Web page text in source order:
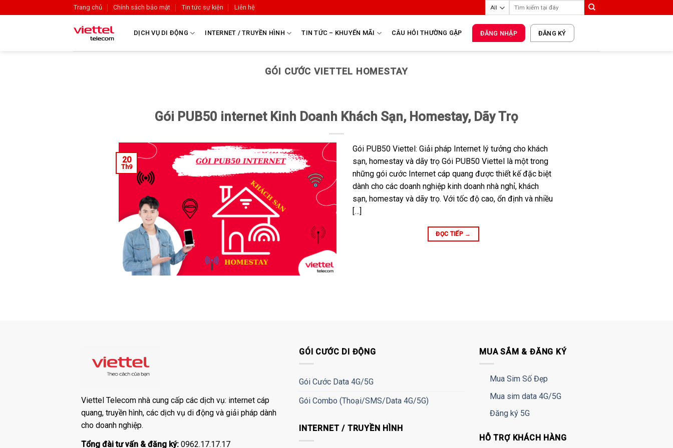
Trang chủ Chính sách bảo mật Tin tức sự kiện Liên hệ
DỊCH VỤ DI ĐỘNG INTERNET / TRUYỀN HÌNH TIN TỨC – KHUYẾN MÃI CÂU HỎI THƯỜNG GẶP ĐĂNG NHẬP ĐĂNG KÝ
GÓI CƯỚC VIETTEL HOMESTAY
Gói PUB50 internet Kinh Doanh Khách Sạn, Homestay, Dãy Trọ
20
Th9
Gói PUB50 Viettel: Giải pháp Internet lý tưởng cho khách
sạn, homestay và dãy trọ Gói PUB50 Viettel là một trong
những gói cước Internet cáp quang được thiết kế đặc biệt
dành cho các doanh nghiệp kinh doanh nhà nghỉ, khách
sạn, homestay và dãy trọ. Với tốc độ cao, ổn định và nhiều
[…]
ĐỌC TIẾP →
Viettel Telecom nhà cung cấp các dịch vụ: internet cáp
quang, truyền hình, các dịch vụ di động và giải pháp dành
cho doanh nghiệp.
Tổng đài tư vấn & đăng ký: 0962.17.17.17
GÓI CƯỚC DI ĐỘNG
Gói Cước Data 4G/5G
Gói Combo (Thoại/SMS/Data 4G/5G)
INTERNET / TRUYỀN HÌNH
MUA SẮM & ĐĂNG KÝ
Mua Sim Số Đẹp
Mua sim data 4G/5G
Đăng ký 5G
HỖ TRỢ KHÁCH HÀNG